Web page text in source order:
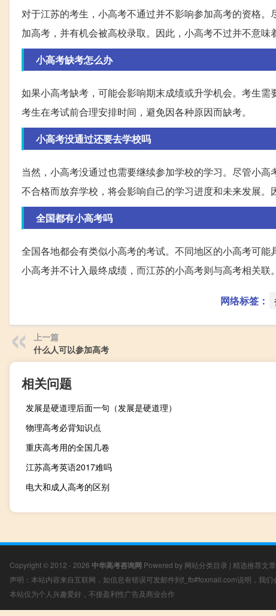
对于江苏的考生，小高考不通过并不影响参加高考的资格
加高考，并有机会被高校录取。因此，小高考不过并不意味
小高考缺考怎么办
如果小高考缺考，可能会影响期末成绩或升学机会。考生
考生在考试前合理安排时间，避免因各种原因而缺考。
小高考没通过还要去学校吗
当然，小高考没通过也需要继续参加学校的学习。尽管小
不合格而放弃学校，将会影响自己的学习进度和未来发展。
全国都有小高考吗
全国各地都会有类似小高考的考试。不同地区的小高考可
小高考并不计入最终成绩，而江苏的小高考则与高考相关联
网络标签：
上一篇
什么人可以参加高考
相关问题
发展是硬道理后面一句（发展是硬道理）
物理高考必背知识点
重庆高考用的全国几卷
江苏高考英语2017难吗
电大和成人高考的区别
Copyright © 2012 - 2026 中华高考咨询网 Powered by 网站分类目录 | 精选推荐文章
声明：本站内容来自互联网，如信息有错误可发邮件到f_fb#foxmail.com说明，我们
本站仅为个人兴趣爱好，不接盈利性广告及商业合作